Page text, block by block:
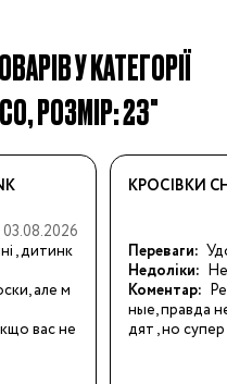
У КАТЕГОРІЇ
РОЗМІР: 23"
03.08.2026
, дитинк
але м
вас не
КРОСІВКИ
Переваги:
Недоліки:
Коментар:
ные, правда
дят , но